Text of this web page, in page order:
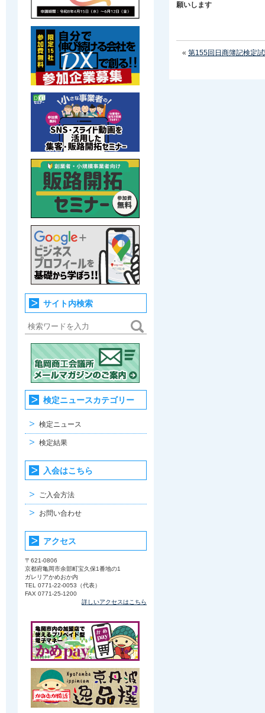
願いします
« 第155回日商簿記検定
サイト内検索
検定ニュースカテゴリー
検定ニュース
検定結果
入会はこちら
ご入会方法
お問い合わせ
アクセス
〒621-0806
京都府亀岡市余部町宝久保1番地の1
ガレリアかめおか内
TEL 0771-22-0053（代表）
FAX 0771-25-1200
詳しいアクセスはこちら